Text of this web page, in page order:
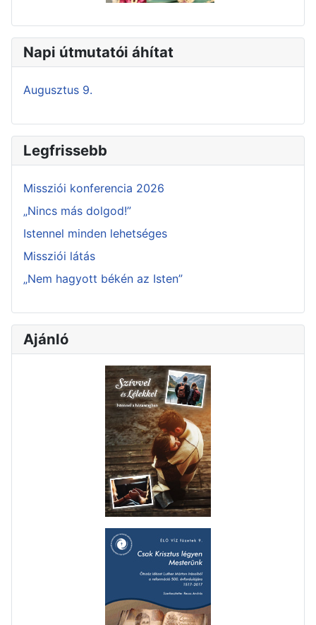
Napi útmutatói áhítat
Augusztus 9.
Legfrissebb
Missziói konferencia 2026
„Nincs más dolgod!”
Istennel minden lehetséges
Missziói látás
„Nem hagyott békén az Isten”
Ajánló